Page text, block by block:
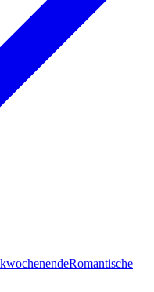
Romantische